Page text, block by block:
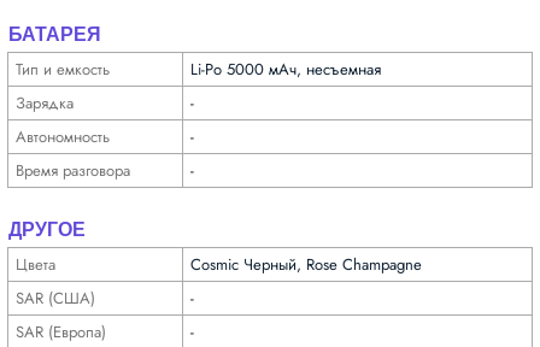
БАТАРЕЯ
Тип и емкость
Li-Po 5000 мАч, несъемная
Зарядка
-
Автоно­мность
-
Время разговора
-
ДРУГОЕ
Цвета
Cosmic Черный, Rose Champagne
SAR (США)
-
SAR (Европа)
-